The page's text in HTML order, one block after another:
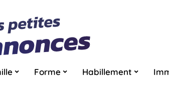
Forme Habillement